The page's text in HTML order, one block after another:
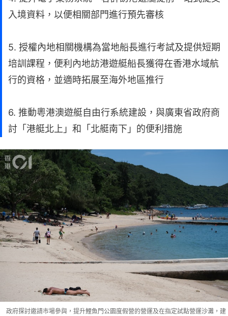
入境資料，以便相關部門進行預先審核
5. 授權內地相關機構為當地船長進行考試及提供短期
培訓課程，便利內地訪港遊艇船長獲得在香港水域航
行的資格，並適時拓展至海外地區推行
6. 推動粵港澳遊艇自由行系統建設，與廣東省政府商
討「港艇北上」和「北艇南下」的便利措施
政府探討邀請市場參與，提升鯉魚門公園度假營的營運及在指定試點營運沙灘，建